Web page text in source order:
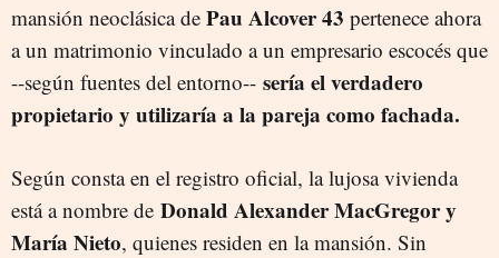
mansión neoclásica de Pau Alcover 43 pertenece ahora
a un matrimonio vinculado a un empresario escocés que
--según fuentes del entorno-- sería el verdadero
propietario y utilizaría a la pareja como fachada.
Según consta en el registro oficial, la lujosa vivienda
está a nombre de Donald Alexander MacGregor y
María Nieto, quienes residen en la mansión. Sin